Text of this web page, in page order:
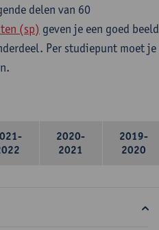
delen van 60
(sp) geven je een goed beeld
Per studiepunt moet je
2020-
2021
2019-
2020